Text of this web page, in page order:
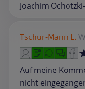
Joachim
Tschur-Mann L.
Auf meine
nicht